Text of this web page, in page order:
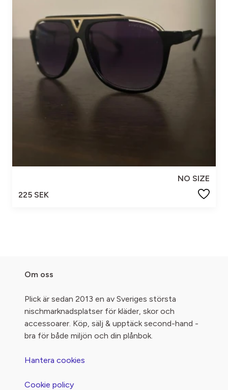
NO SIZE
225 SEK
Om oss
Plick är sedan 2013 en av Sveriges största
nischmarknadsplatser för kläder, skor och
accessoarer. Köp, sälj & upptäck second-hand -
bra för både miljön och din plånbok.
Hantera cookies
Cookie policy